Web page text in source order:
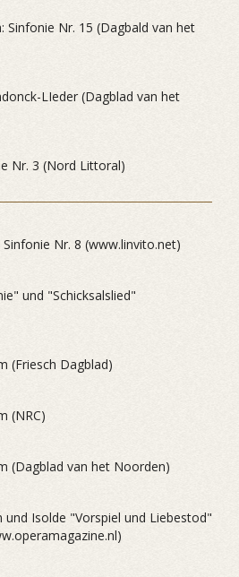
Sinfonie Nr. 15 (Dagbald van het
LIeder (Dagblad van het
Nr. 3 (Nord Littoral)
Nr. 8 (www.linvito.net)
und "Schicksalslied"
(Friesch Dagblad)
(NRC)
(Dagblad van het Noorden)
und Isolde "Vorspiel und Liebestod"